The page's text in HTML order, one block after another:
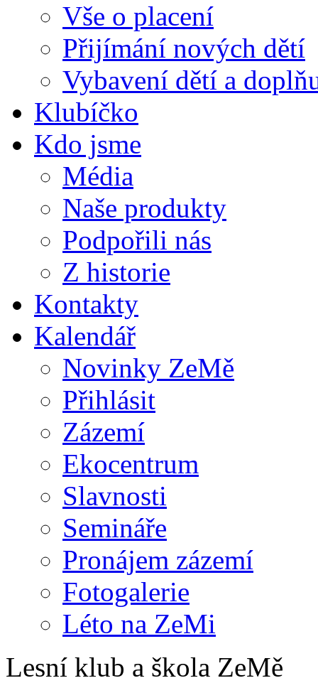
Vše o placení
Přijímání nových dětí
Vybavení dětí a
Klubíčko
Kdo jsme
Média
Naše produkty
Podpořili nás
Z historie
Kontakty
Kalendář
Novinky ZeMě
Přihlásit
Zázemí
Ekocentrum
Slavnosti
Semináře
Pronájem zázemí
Fotogalerie
Léto na ZeMi
Lesní klub a škola ZeMě